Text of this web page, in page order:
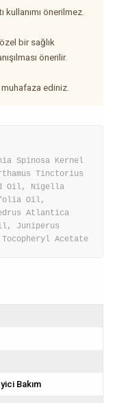
önerilmez.
bir sağlık
önerilir.
muhafaza ediniz.
Spinosa Kernel
Tinctorius
Oil, Nigella
Oil,
Atlantica
Juniperus
Acetate
Bakım